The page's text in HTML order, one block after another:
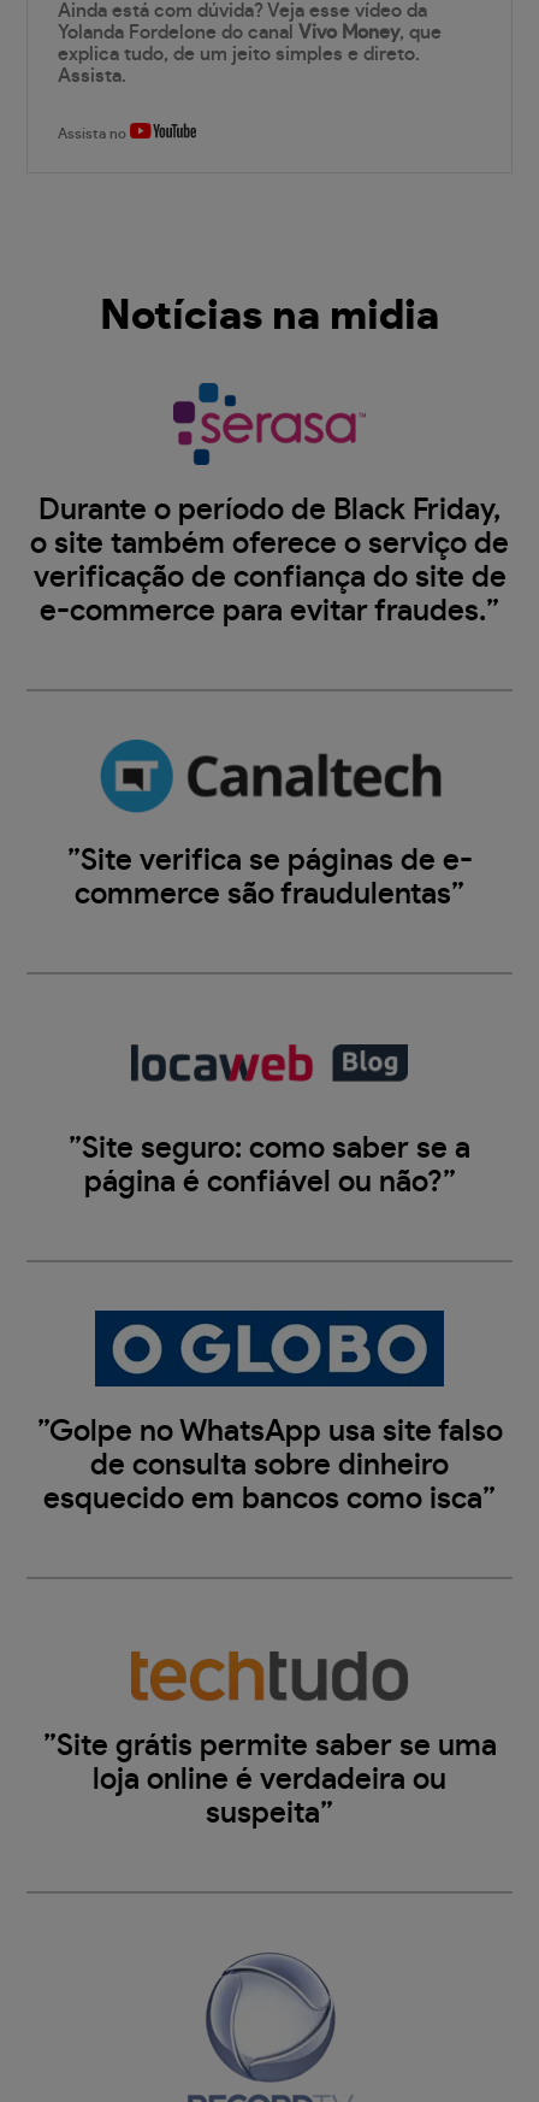
Ainda está com dúvida? Veja esse vídeo da
Yolanda Fordelone do canal Vivo Money, que
explica tudo, de um jeito simples e direto.
Assista.
Assista no
Notícias na midia
Durante o período de Black Friday,
o site também oferece o serviço de
verificação de confiança do site de
e-commerce para evitar fraudes.”
”Site verifica se páginas de e-
commerce são fraudulentas”
”Site seguro: como saber se a
página é confiável ou não?”
”Golpe no WhatsApp usa site falso
de consulta sobre dinheiro
esquecido em bancos como isca”
”Site grátis permite saber se uma
loja online é verdadeira ou
suspeita”